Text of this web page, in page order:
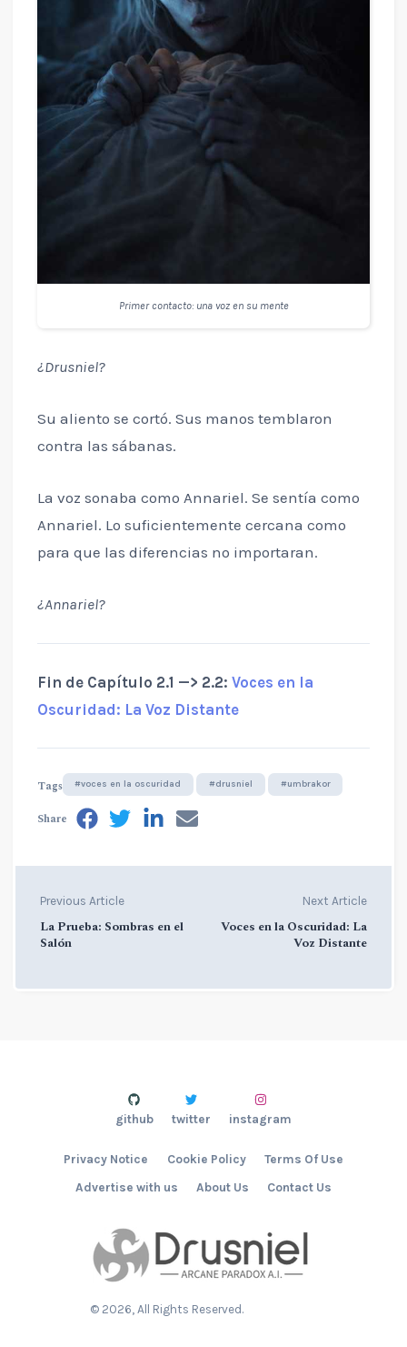
Primer contacto: una voz en su mente
¿Drusniel?
Su aliento se cortó. Sus manos temblaron
contra las sábanas.
La voz sonaba como Annariel. Se sentía como
Annariel. Lo suficientemente cercana como
para que las diferencias no importaran.
¿Annariel?
Fin de Capítulo 2.1 —> 2.2: Voces en la
Oscuridad: La Voz Distante
Tags #voces en la oscuridad #drusniel #umbrakor
Share
Previous Article
La Prueba: Sombras en el
Salón
Next Article
Voces en la Oscuridad: La
Voz Distante
© 2026 , All Rights Reserved.
Advertise with us About Us Contact Us
Privacy Notice Cookie Policy Terms Of Use
github twitter instagram